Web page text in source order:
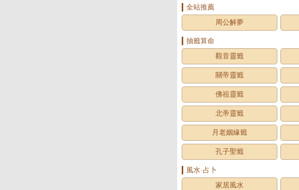
全站推薦
周公解夢
抽籤算命
觀音靈籤
關帝靈籤
佛祖靈籤
北帝靈籤
月老姻緣籤
孔子聖籤
風水·占卜
家居風水